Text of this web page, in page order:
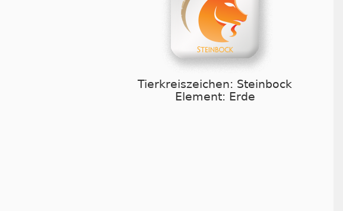
Tierkreiszeichen: Steinbock
Element: Erde